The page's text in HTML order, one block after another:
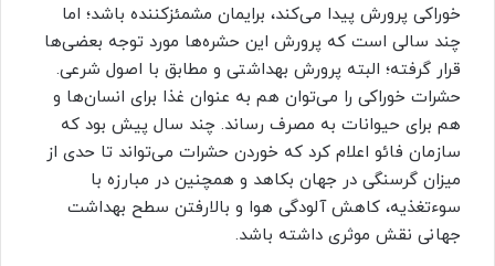
خوراکی پرورش پیدا می‌کند، برایمان مشمئزکننده باشد؛ اما
چند سالی است که پرورش این حشره‌ها مورد توجه بعضی‌ها
قرار گرفته؛ البته پرورش بهداشتی و مطابق با اصول شرعی.
حشرات خوراکی را می‌توان هم به‌ عنوان غذا برای انسان‌ها و
هم برای حیوانات به مصرف رساند. چند ‌سال پیش بود که
سازمان فائو اعلام كرد که خوردن حشرات می‌تواند تا حدی از
میزان گرسنگی در جهان بكاهد و همچنین در مبارزه با
سوءتغذیه، كاهش آلودگی هوا و بالا‌رفتن سطح بهداشت
جهانی نقش موثری داشته باشد.